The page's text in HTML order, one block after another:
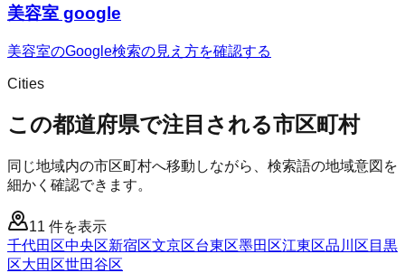
美容室 google
美容室のGoogle検索の見え方を確認する
Cities
この都道府県で注目される市区町村
同じ地域内の市区町村へ移動しながら、検索語の地域意図を
細かく確認できます。
11 件を表示
千代田区中央区新宿区文京区台東区墨田区江東区品川区 目黒
区大田区世田谷区